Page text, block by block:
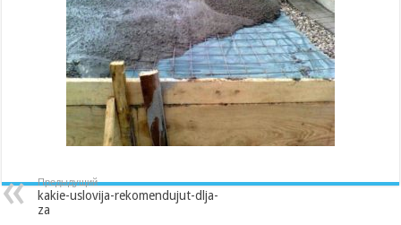
Предыдущий
kakie-uslovija-rekomendujut-dlja-
za